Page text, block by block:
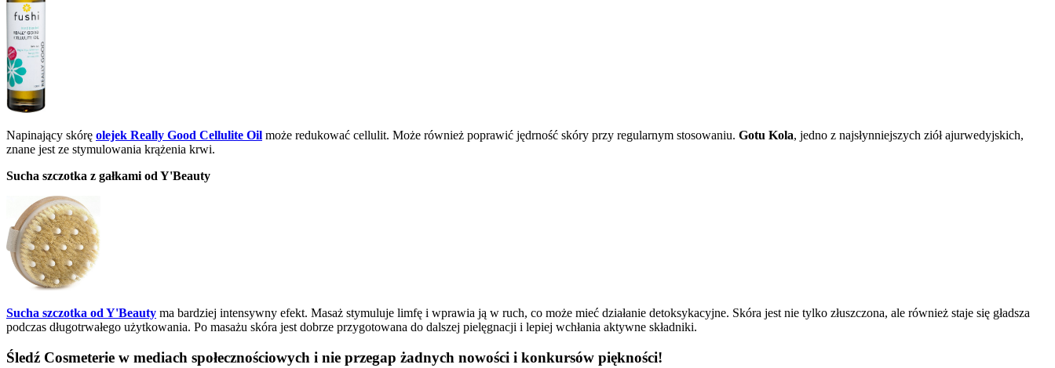
Napinający skórę olejek Really Good Cellulite Oil może redukować cellulit. Może również poprawić jędrność skóry przy regularnym stosowaniu. Gotu Kola, jedno z najsłynniejszych ziół ajurwedyjskich,
znane jest ze stymulowania krążenia krwi.
Sucha szczotka z gałkami od Y'Beauty
Sucha szczotka od Y'Beauty ma bardziej intensywny efekt. Masaż stymuluje limfę i wprawia ją w ruch, co może mieć działanie detoksykacyjne. Skóra jest nie tylko złuszczona, ale również staje się gładsza
podczas długotrwałego użytkowania. Po masażu skóra jest dobrze przygotowana do dalszej pielęgnacji i lepiej wchłania aktywne składniki.
Śledź Cosmeterie w mediach społecznościowych i nie przegap żadnych nowości i konkursów piękności!